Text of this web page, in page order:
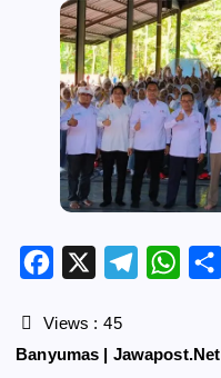
c
W
Views : 45
Banyumas | Jawapost.Net